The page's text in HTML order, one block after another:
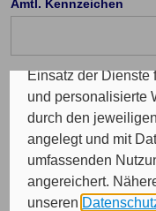
Programme sowie
weitere
Einsatz der Dienste
und personalisierte
durch den
angelegt und mit
umfassenden
angereichert.
unseren
Amtl. Kennzeichen
Telefon Vorwahl:
Durchwahl (optional)